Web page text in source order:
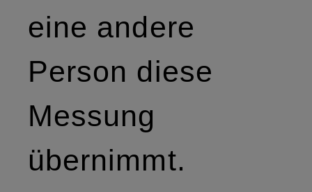
eine andere
Person diese
Messung
übernimmt.